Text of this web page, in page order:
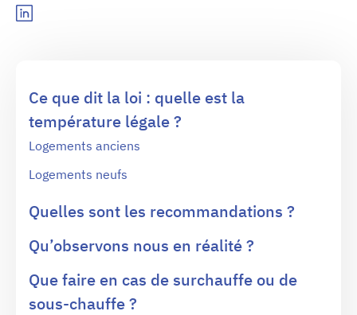
Ce que dit la loi : quelle est la
température légale ?
Logements anciens
Logements neufs
Quelles sont les recommandations ?
Qu’observons nous en réalité ?
Que faire en cas de surchauffe ou de
sous-chauffe ?